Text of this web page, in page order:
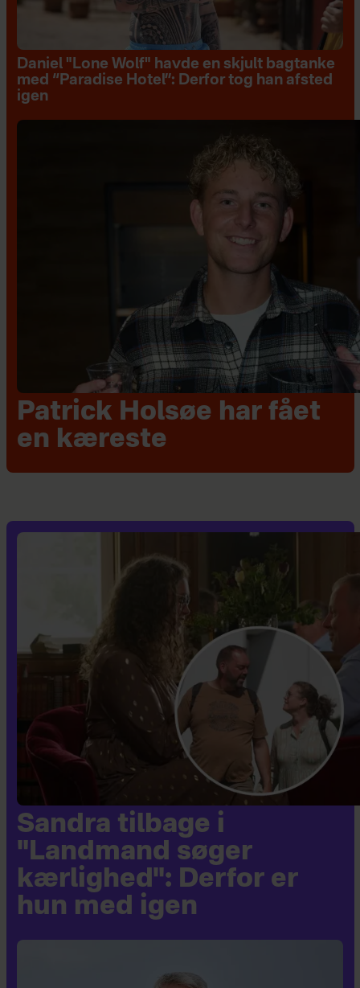
Daniel "Lone Wolf" havde en skjult bagtanke
med “Paradise Hotel”: Derfor tog han afsted
igen
Patrick Holsøe har fået
en kæreste
Sandra tilbage i
"Landmand søger
kærlighed": Derfor er
hun med igen